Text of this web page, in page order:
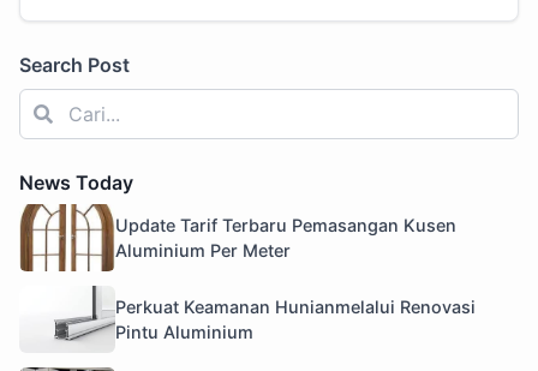
Search Post
News Today
Update Tarif Terbaru Pemasangan Kusen
Aluminium Per Meter
Perkuat Keamanan Hunianmelalui Renovasi
Pintu Aluminium